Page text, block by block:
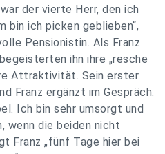
der vierte Herr, den ich
bin ich picken geblieben“,
Pensionistin. Als Franz
ihn ihre „resche
Attraktivität. Sein erster
Franz ergänzt im Gespräch:
Ich bin sehr umsorgt und
wenn die beiden nicht
Franz „fünf Tage hier bei